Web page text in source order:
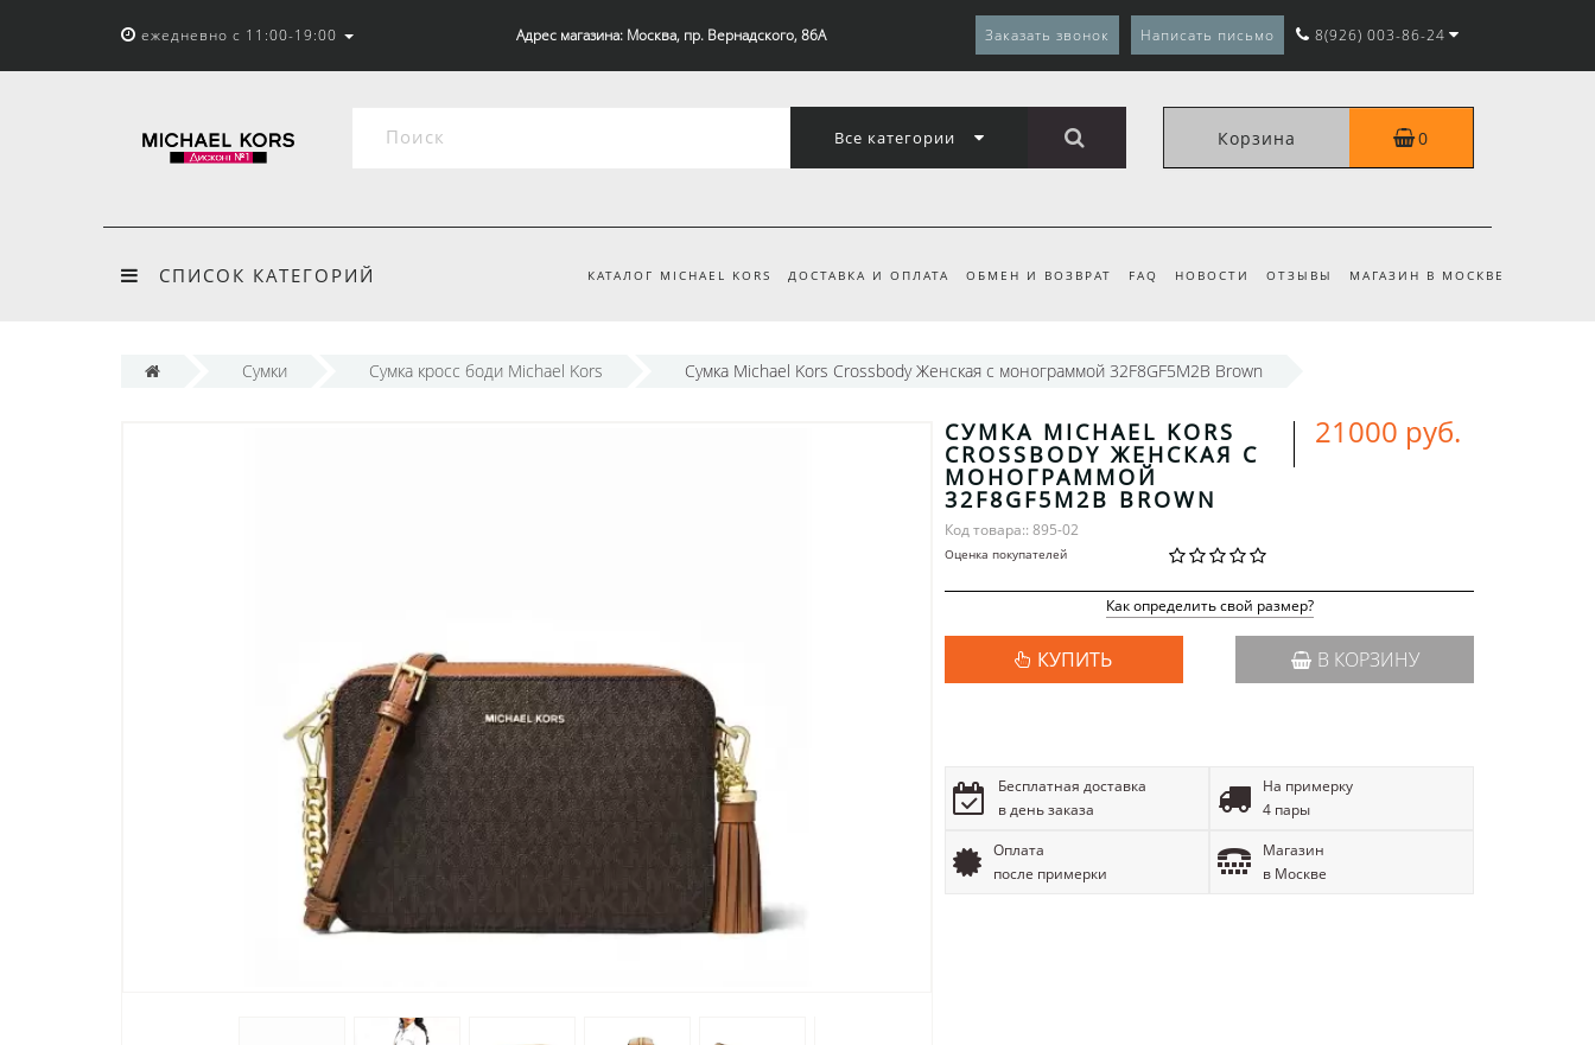
ежедневно с 11:00-19:00 Адрес магазина: Москва, пр. Вернадского, 86А Заказать звонок Написать письмо 8(926) 003-86-24
Все категории Корзина 0
СПИСОК КАТЕГОРИЙ КАТАЛОГ MICHAEL KORS ДОСТАВКА И ОПЛАТА ОБМЕН И ВОЗВРАТ FAQ НОВОСТИ ОТЗЫВЫ МАГАЗИН В МОСКВЕ
Сумки Сумка кросс боди Michael Kors Сумка Michael Kors Crossbody Женская с монограммой 32F8GF5M2B Brown
СУМКА MICHAEL KORS
CROSSBODY ЖЕНСКАЯ С
МОНОГРАММОЙ
32F8GF5M2B BROWN
Код товара:: 895-02
Оценка покупателей
21000 руб.
Как определить свой размер?
КУПИТЬ В КОРЗИНУ
Бесплатная доставка
в день заказа
На примерку
4 пары
Оплата
после примерки
Магазин
в Москве